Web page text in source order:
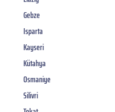
Gebze
Isparta
Kayseri
Kütahya
Osmaniye
Silivri